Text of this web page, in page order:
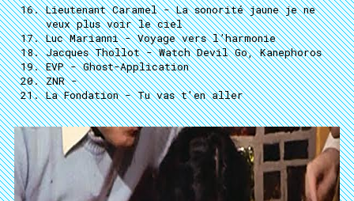
Lieutenant Caramel- La sonorité jaune je ne
veux plus voir le ciel
Luc Marianni- Voyage vers l’harmonie
Jacques Thollot- Watch Devil Go, Kanephoros
EVP- Ghost-Application
ZNR-
La Fondation- Tu vas t'en aller